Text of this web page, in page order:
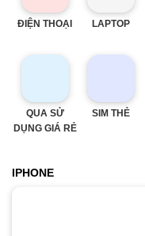
ĐIỆN THOẠI LAPTOP
QUA SỬ
DỤNG GIÁ RẺ
SIM THẺ
IPHONE